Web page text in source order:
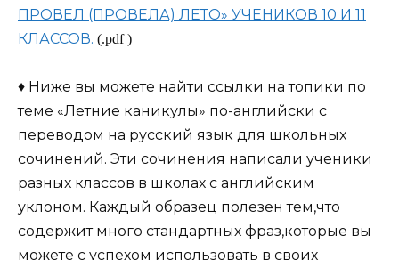
ПРОВЕЛ (ПРОВЕЛА) ЛЕТО» УЧЕНИКОВ 10 И 11
КЛАССОВ. (.pdf )
♦ Ниже вы можете найти ссылки на топики по
теме «Летние каникулы» по-английски с
переводом на русский язык для школьных
сочинений. Эти сочинения написали ученики
разных классов в школах с английским
уклоном. Каждый образец полезен тем,что
содержит много стандартных фраз,которые вы
можете с успехом использовать в своих